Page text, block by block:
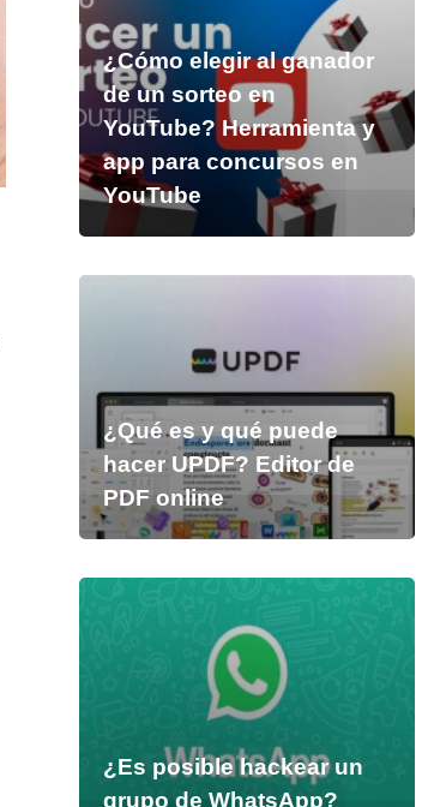
¿Cómo elegir al ganador
de un sorteo en
YouTube? Herramienta y
app para concursos en
YouTube
¿Qué es y qué puede
hacer UPDF? Editor de
PDF online
¿Es posible hackear un
grupo de WhatsApp?